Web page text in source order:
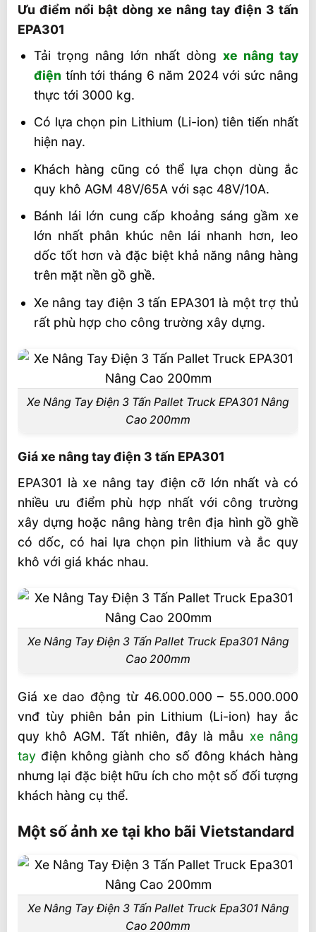
Ưu điểm nổi bật dòng xe nâng tay điện 3 tấn
EPA301
Tải trọng nâng lớn nhất dòng xe nâng tay
điện tính tới tháng 6 năm 2024 với sức nâng
thực tới 3000 kg.
Có lựa chọn pin Lithium (Li-ion) tiên tiến nhất
hiện nay.
Khách hàng cũng có thể lựa chọn dùng ắc
quy khô AGM 48V/65A với sạc 48V/10A.
Bánh lái lớn cung cấp khoảng sáng gầm xe
lớn nhất phân khúc nên lái nhanh hơn, leo
dốc tốt hơn và đặc biệt khả năng nâng hàng
trên mặt nền gồ ghề.
Xe nâng tay điện 3 tấn EPA301 là một trợ thủ
rất phù hợp cho công trường xây dựng.
Xe Nâng Tay Điện 3 Tấn Pallet Truck EPA301 Nâng
Cao 200mm
Giá xe nâng tay điện 3 tấn EPA301
EPA301 là xe nâng tay điện cỡ lớn nhất và có
nhiều ưu điểm phù hợp nhất với công trường
xây dựng hoặc nâng hàng trên địa hình gồ ghề
có dốc, có hai lựa chọn pin lithium và ắc quy
khô với giá khác nhau.
Xe Nâng Tay Điện 3 Tấn Pallet Truck Epa301 Nâng
Cao 200mm
Giá xe dao động từ 46.000.000 – 55.000.000
vnđ tùy phiên bản pin Lithium (Li-ion) hay ắc
quy khô AGM. Tất nhiên, đây là mẫu xe nâng
tay điện không giành cho số đông khách hàng
nhưng lại đặc biệt hữu ích cho một số đối tượng
khách hàng cụ thể.
Một số ảnh xe tại kho bãi Vietstandard
Xe Nâng Tay Điện 3 Tấn Pallet Truck Epa301 Nâng
Cao 200mm